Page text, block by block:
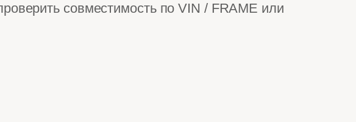
совместимость по VIN / FRAME или